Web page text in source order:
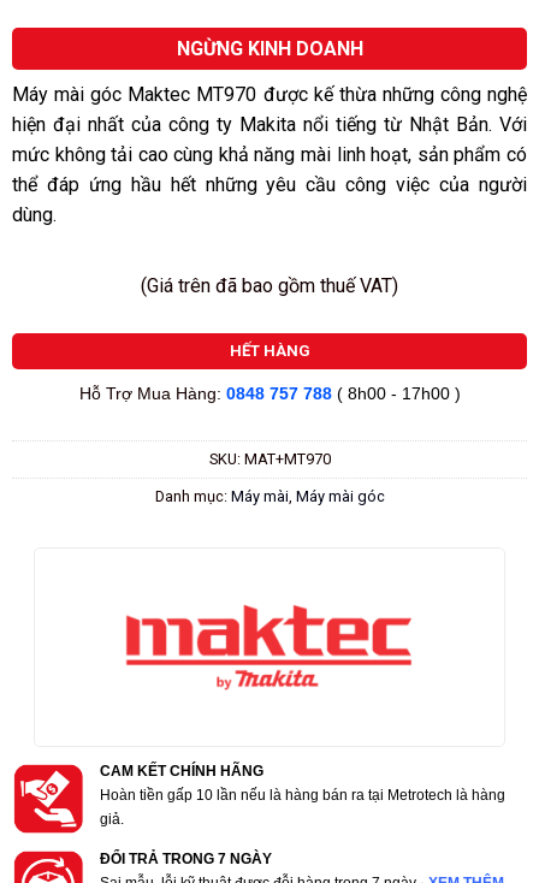
hạng
5
sao
NGỪNG KINH DOANH
Máy mài góc Maktec MT970 được kế thừa những công nghệ
hiện đại nhất của công ty Makita nổi tiếng từ Nhật Bản. Với
mức không tải cao cùng khả năng mài linh hoạt, sản phẩm có
thể đáp ứng hầu hết những yêu cầu công việc của người
dùng.
(Giá trên đã bao gồm thuế VAT)
HẾT HÀNG
Hỗ Trợ Mua Hàng: 0848 757 788 ( 8h00 - 17h00 )
SKU: MAT+MT970
Danh mục: Máy mài, Máy mài góc
CAM KẾT CHÍNH HÃNG
Hoàn tiền gấp 10 lần nếu là hàng bán ra tại Metrotech là hàng
giả.
ĐỔI TRẢ TRONG 7 NGÀY